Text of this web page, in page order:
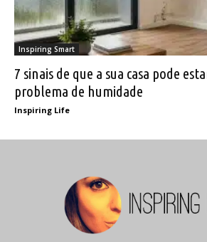
Inspiring Smart
7 sinais de que a sua casa pode
problema de humidade
Inspiring Life